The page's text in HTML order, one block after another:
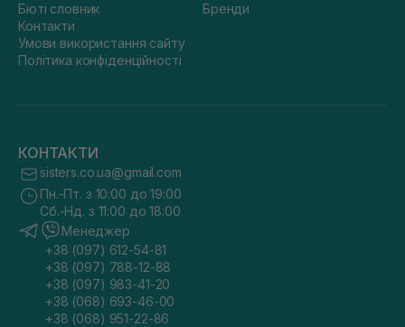
Бюті словник
Контакти
Умови використання сайту
Політика конфіденційності
Бренди
КОНТАКТИ
sisters.co.ua@gmail.com
Пн.-Пт. з 10:00 до 19:00
Сб.-Нд. з 11:00 до 18:00
Менеджер
+38 (097) 612-54-81
+38 (097) 788-12-88
+38 (097) 983-41-20
+38 (068) 693-46-00
+38 (068) 951-22-86